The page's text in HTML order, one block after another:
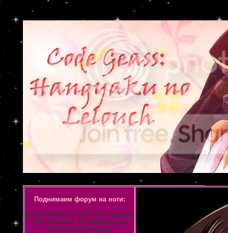
Объявление
Поднимаем форум на ноги:
Если хочешь, чтобы этот форум
стал лучшим, то переходи на
эти ссылки почаще-